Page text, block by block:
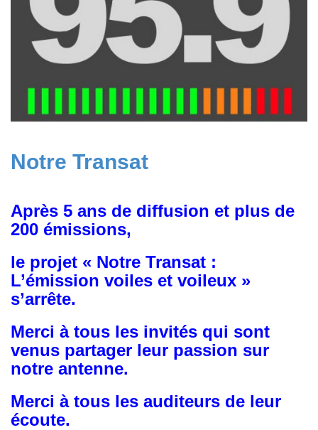
Notre Transat
Après 5 ans de diffusion et plus de
200 émissions,
le projet « Notre Transat :
L’émission voiles et voileux »
s’arrête.
Merci à tous les invités qui sont
venus partager leur passion sur
notre antenne.
Merci à tous les auditeurs de leur
écoute.